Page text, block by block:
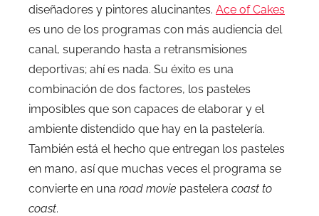
diseñadores y pintores alucinantes. Ace of Cakes
es uno de los programas con más audiencia del
canal, superando hasta a retransmisiones
deportivas; ahí es nada. Su éxito es una
combinación de dos factores, los pasteles
imposibles que son capaces de elaborar y el
ambiente distendido que hay en la pastelería.
También está el hecho que entregan los pasteles
en mano, así que muchas veces el programa se
convierte en una road movie pastelera coast to
coast.